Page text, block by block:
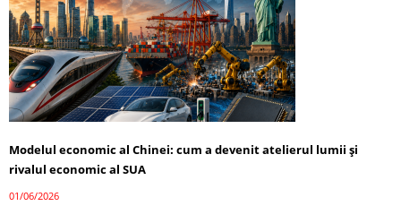
Modelul economic al Chinei: cum a devenit atelierul lumii și
rivalul economic al SUA
01/06/2026